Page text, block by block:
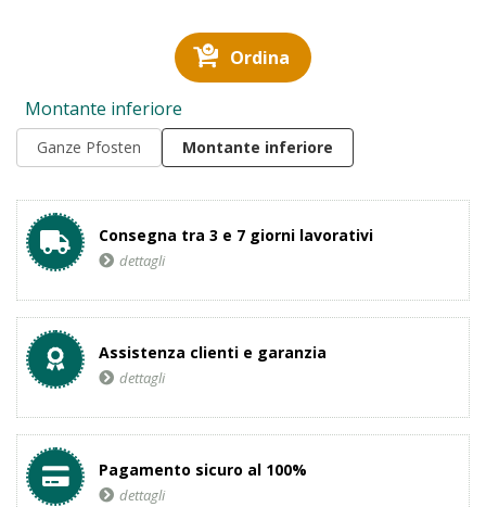
Ordina
Montante inferiore
Ganze Pfosten Montante inferiore
Consegna tra 3 e 7 giorni lavorativi
dettagli
Assistenza clienti e garanzia
dettagli
Pagamento sicuro al 100%
dettagli